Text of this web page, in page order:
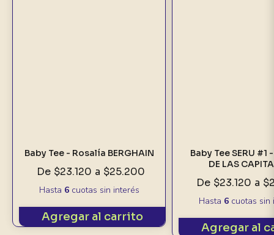
Baby Tee - Rosalía BERGHAIN
De $23.120 a $25.200
Hasta 6cuotas sin interés
Agregar al carrito
Baby Tee SERU #1
DE LAS
De $23.120 a
Hasta 6cuotas sin
Agregar al